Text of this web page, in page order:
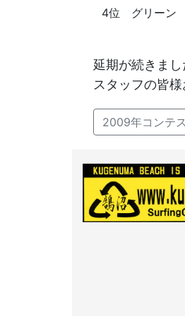
4位 グリーン
延期が続きま
スタッフの皆様
2009年コンテ